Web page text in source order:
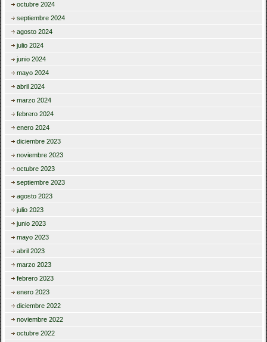
octubre 2024
septiembre 2024
agosto 2024
julio 2024
junio 2024
mayo 2024
abril 2024
marzo 2024
febrero 2024
enero 2024
diciembre 2023
noviembre 2023
octubre 2023
septiembre 2023
agosto 2023
julio 2023
junio 2023
mayo 2023
abril 2023
marzo 2023
febrero 2023
enero 2023
diciembre 2022
noviembre 2022
octubre 2022